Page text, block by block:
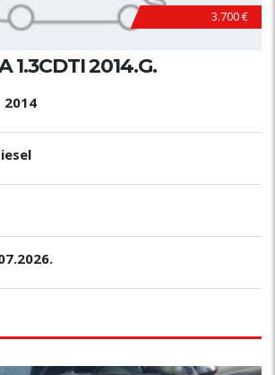
3.700 €
1.3CDTI 2014.G.
2014